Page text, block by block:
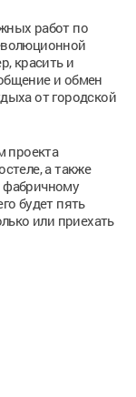
работ по
красить и
и обмен
от городской
проекта
а также
фабричному
будет пять
или приехать